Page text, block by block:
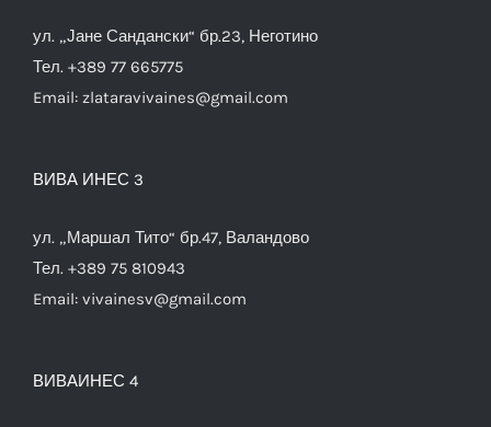
ул. „Јане Сандански“ бр.23, Неготино
Тел. +389 77 665775
Email: zlataravivaines@gmail.com
ВИВА ИНЕС 3
ул. „Маршал Тито“ бр.47, Валандово
Тел. +389 75 810943
Email: vivainesv@gmail.com
ВИВАИНЕС 4